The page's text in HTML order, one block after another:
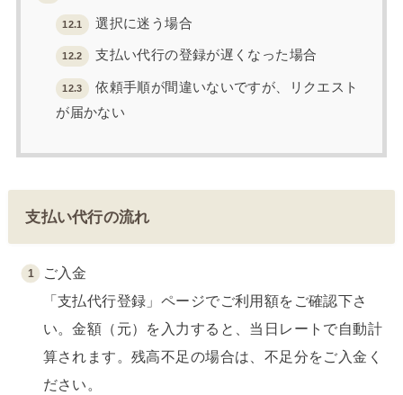
12.1 選択に迷う場合
12.2 支払い代行の登録が遅くなった場合
12.3
依頼手順が間違いないですが、リクエスト
が届かない
支払い代行の流れ
ご入金
「支払代行登録」ページでご利用額をご確認下さ
い。金額（元）を入力すると、当日レートで自動計
算されます。残高不足の場合は、不足分をご入金く
ださい。